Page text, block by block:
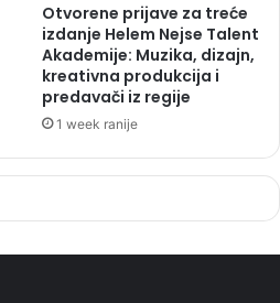
Otvorene prijave za treće
izdanje Helem Nejse Talent
Akademije: Muzika, dizajn,
kreativna produkcija i
predavači iz regije
1 week ranije